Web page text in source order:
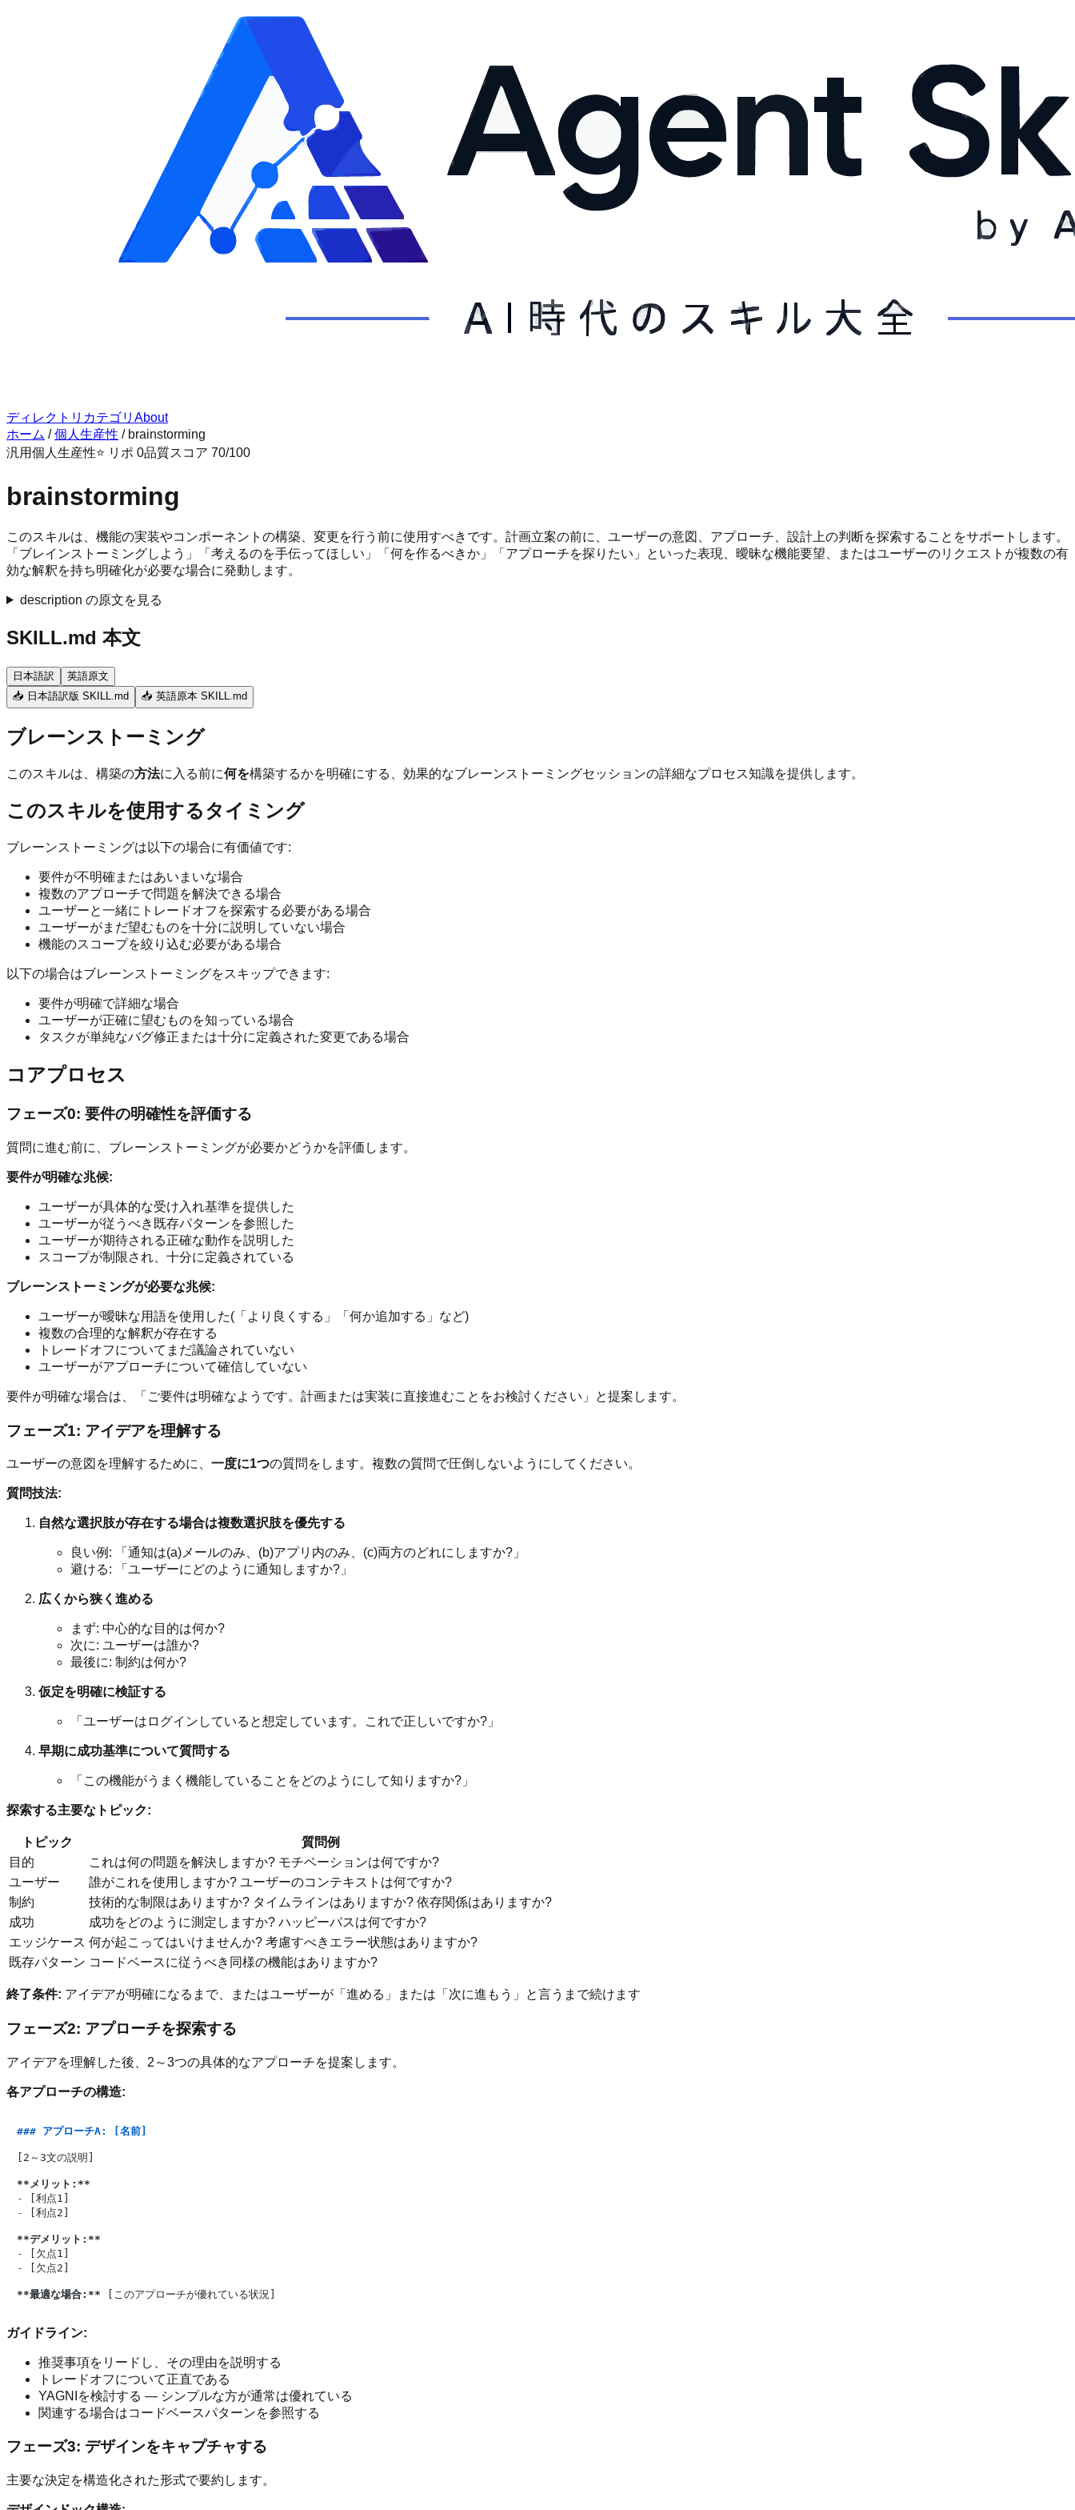
ディレクトリ カテゴリ About
ホーム / 個人生産性 / brainstorming
汎用個人生産性⭐ リポ 0品質スコア 70/100
brainstorming
このスキルは、機能の実装やコンポーネントの構築、変更を行う前に使用すべきです。計画立案の前に、ユーザーの意図、アプローチ、設計上の判断を探索することをサポートします。
「ブレインストーミングしよう」「考えるのを手伝ってほしい」「何を作るべきか」「アプローチを探りたい」といった表現、曖昧な機能要望、またはユーザーのリクエストが複数の有
効な解釈を持ち明確化が必要な場合に発動します。
description の原文を見る
SKILL.md 本文
日本語訳
英語原文
📥 日本語訳版 SKILL.md
📥 英語原本 SKILL.md
ブレーンストーミング
このスキルは、構築の方法に入る前に何を構築するかを明確にする、効果的なブレーンストーミングセッションの詳細なプロセス知識を提供します。
このスキルを使用するタイミング
ブレーンストーミングは以下の場合に有価値です:
要件が不明確またはあいまいな場合
複数のアプローチで問題を解決できる場合
ユーザーと一緒にトレードオフを探索する必要がある場合
ユーザーがまだ望むものを十分に説明していない場合
機能のスコープを絞り込む必要がある場合
以下の場合はブレーンストーミングをスキップできます:
要件が明確で詳細な場合
ユーザーが正確に望むものを知っている場合
タスクが単純なバグ修正または十分に定義された変更である場合
コアプロセス
フェーズ0: 要件の明確性を評価する
質問に進む前に、ブレーンストーミングが必要かどうかを評価します。
要件が明確な兆候:
ユーザーが具体的な受け入れ基準を提供した
ユーザーが従うべき既存パターンを参照した
ユーザーが期待される正確な動作を説明した
スコープが制限され、十分に定義されている
ブレーンストーミングが必要な兆候:
ユーザーが曖昧な用語を使用した(「より良くする」「何か追加する」など)
複数の合理的な解釈が存在する
トレードオフについてまだ議論されていない
ユーザーがアプローチについて確信していない
要件が明確な場合は、「ご要件は明確なようです。計画または実装に直接進むことをお検討ください」と提案します。
フェーズ1: アイデアを理解する
ユーザーの意図を理解するために、 一度に1つの質問をします。複数の質問で圧倒しないようにしてください。
質問技法:
自然な選択肢が存在する場合は複数選択肢を優先する
良い例: 「通知は(a)メールのみ、(b)アプリ内のみ、(c)両方のどれにしますか?」
避ける: 「ユーザーにどのように通知しますか?」
広くから狭く進める
まず: 中心的な目的は何か?
次に: ユーザーは誰か?
最後に: 制約は何か?
仮定を明確に検証する
「ユーザーはログインしていると想定しています。これで正しいですか?」
早期に成功基準について質問する
「この機能がうまく機能していることをどのようにして知りますか?」
探索する主要なトピック:
トピック
質問例
目的
これは何の問題を解決しますか? モチベーションは何ですか?
ユーザー
誰がこれを使用しますか? ユーザーのコンテキストは何ですか?
制約
技術的な制限はありますか? タイムラインはありますか? 依存関係はありますか?
成功
成功をどのように測定しますか? ハッピーパスは何ですか?
エッジケース 何が起こってはいけませんか? 考慮すべきエラー状態はありますか?
既存パターン コードベースに従うべき同様の機能はありますか?
終了条件: アイデアが明確になるまで、またはユーザーが「進める」または「次に進もう」と言うまで続けます
フェーズ2: アプローチを探索する
アイデアを理解した後、2～3つの具体的なアプローチを提案します。
各アプローチの構造:
### アプローチA: [名前]
[2～3文の説明]
**メリット:**
-
-
[利点2]
**デメリット:**
-
-
[欠点2]
**最適な場合:**
ガイドライン:
推奨事項をリードし、その理由を説明する
トレードオフについて正直である
YAGNIを検討する — シンプルな方が通常は優れている
関連する場合はコードベースパターンを参照する
フェーズ3: デザインをキャプチャする
主要な決定を構造化された形式で要約します。